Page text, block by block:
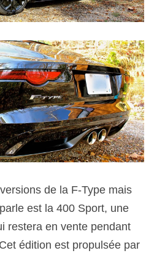
de la F-Type mais
est la 400 Sport, une
restera en vente pendant
édition est propulsée par